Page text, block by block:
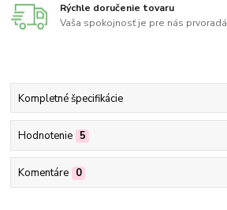
Rýchle doručenie tovaru
Vaša spokojnosť je pre nás prvoradá
Kompletné špecifikácie
Hodnotenie 5
Komentáre 0